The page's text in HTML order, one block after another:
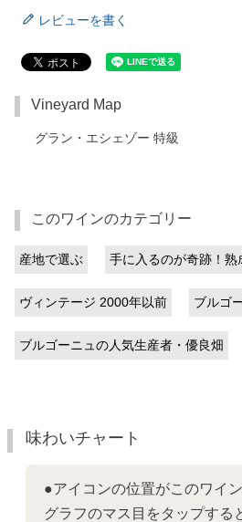
レビューを書く
Vineyard Map
グラン・エシェゾー 特級
このワインのカテゴリー
産地で選ぶ 手に入るのが奇跡！熟
ヴィンテージ 2000年以前 ブルゴ
ブルゴーニュの人気生産者・優良畑
味わいチャート
●アイコンの位置がこのワイ
グラフのマス目をタップする